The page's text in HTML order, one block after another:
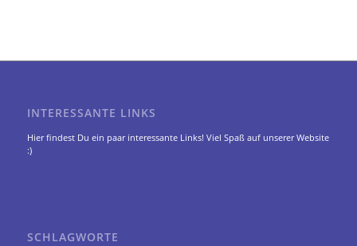
INTERESSANTE LINKS
Hier findest Du ein paar interessante Links! Viel Spaß auf unserer Website
:)
SCHLAGWORTE